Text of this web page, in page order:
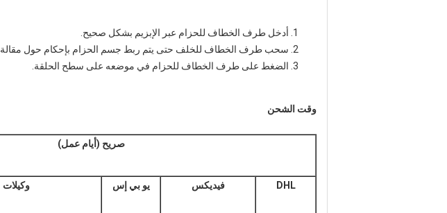
أدخل طرف الخطاف للحزام عبر الإبزيم بشكل صحيح.
سحب طرف الخطاف للخلف حتى يتم ربط جسم الحزام بإحكام حول مقالة.
الضغط على طرف الخطاف للحزام في موضعه على سطح الحلقة.
وقت الشحن
صريح (أيام عمل)
DHL فيديكس يو بي إس وكيلات